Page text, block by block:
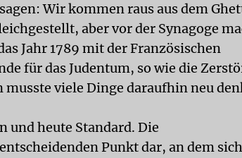
Wir kommen raus aus dem
aber vor der Synagoge
Jahr 1789 mit der Französischen
für das Judentum, so wie die
musste viele Dinge daraufhin neu
und heute Standard. Die
Punkt dar, an dem